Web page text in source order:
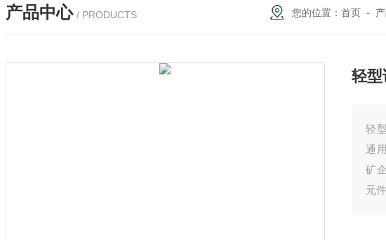
产品中心 / PRODUCTS 您的位置： 首页 -
轻
轻
通
矿
元